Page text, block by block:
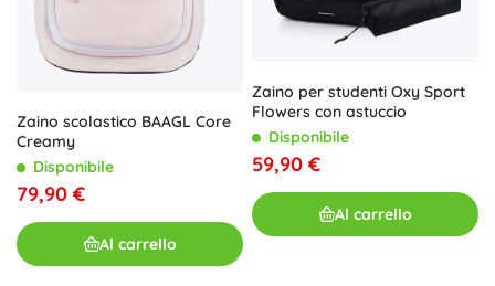
Zaino scolastico BAAGL Core
Creamy
Disponibile
79,90 €
Al carrello
Zaino per studenti Oxy Sport
Flowers con astuccio
Disponibile
59,90 €
Al carrello